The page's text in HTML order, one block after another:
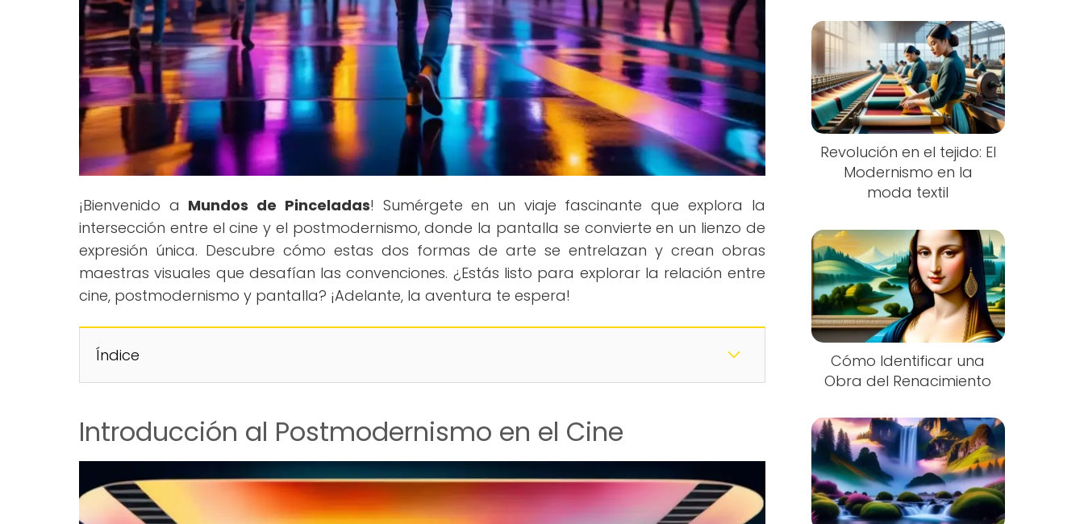
¡Bienvenido a Mundos de Pinceladas! Sumérgete en un viaje fascinante que explora la
intersección entre el cine y el postmodernismo, donde la pantalla se convierte en un lienzo de
expresión única. Descubre cómo estas dos formas de arte se entrelazan y crean obras
maestras visuales que desafían las convenciones. ¿Estás listo para explorar la relación entre
cine, postmodernismo y pantalla? ¡Adelante, la aventura te espera!
Índice
Introducción al Postmodernismo en el Cine
Revolución en el tejido: El
Modernismo en la
moda textil
Cómo Identificar una
Obra del Renacimiento